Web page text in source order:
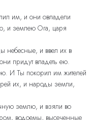
им, и они овладели
и землею Ога, царя
небесные, и ввел их в
придут владеть ею.
И Ты покорил им жителей
их, и народы земли,
землю, и взяли во
водоемы, высеченные